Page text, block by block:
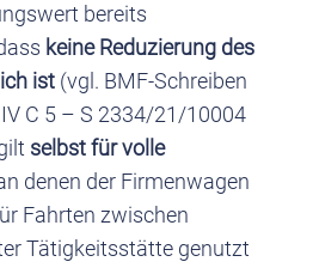
bereits
keine Reduzierung des
ist(vgl. BMF-Schreiben
C 5 – S 2334/21/10004
selbst für volle
denen der Firmenwagen
Fahrten zwischen
Tätigkeitsstätte genutzt